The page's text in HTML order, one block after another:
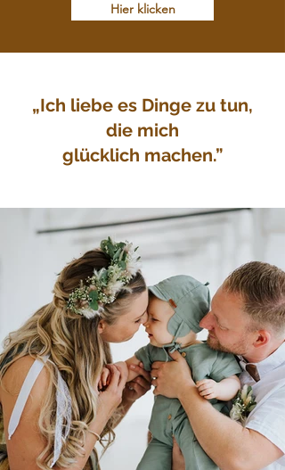
Hier klicken
„Ich liebe es Dinge zu tun,
die mich
glücklich machen.”